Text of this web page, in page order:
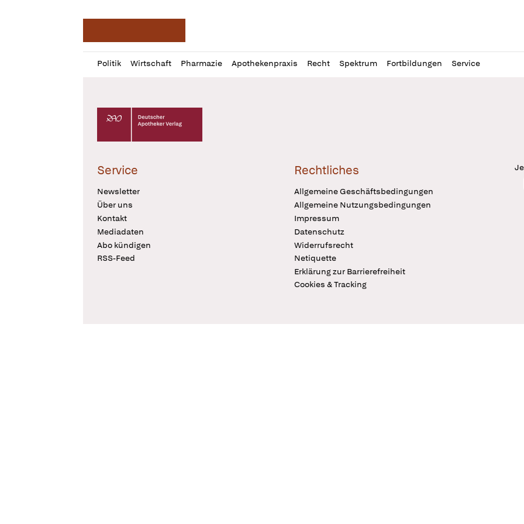
Politik Wirtschaft Pharmazie Apothekenpraxis Recht Spektrum Fortbildungen Service
Profil
öffnen
Daz
Pur
Deutscher Apotheker Verlag Logo
Service
Newsletter
Über uns
Kontakt
Mediadaten
Abo kündigen
RSS-Feed
Rechtliches
Allgemeine Geschäftsbedingungen
Allgemeine Nutzungsbedingungen
Impressum
Datenschutz
Widerrufsrecht
Netiquette
Erklärung zur Barrierefreiheit
Cookies & Tracking